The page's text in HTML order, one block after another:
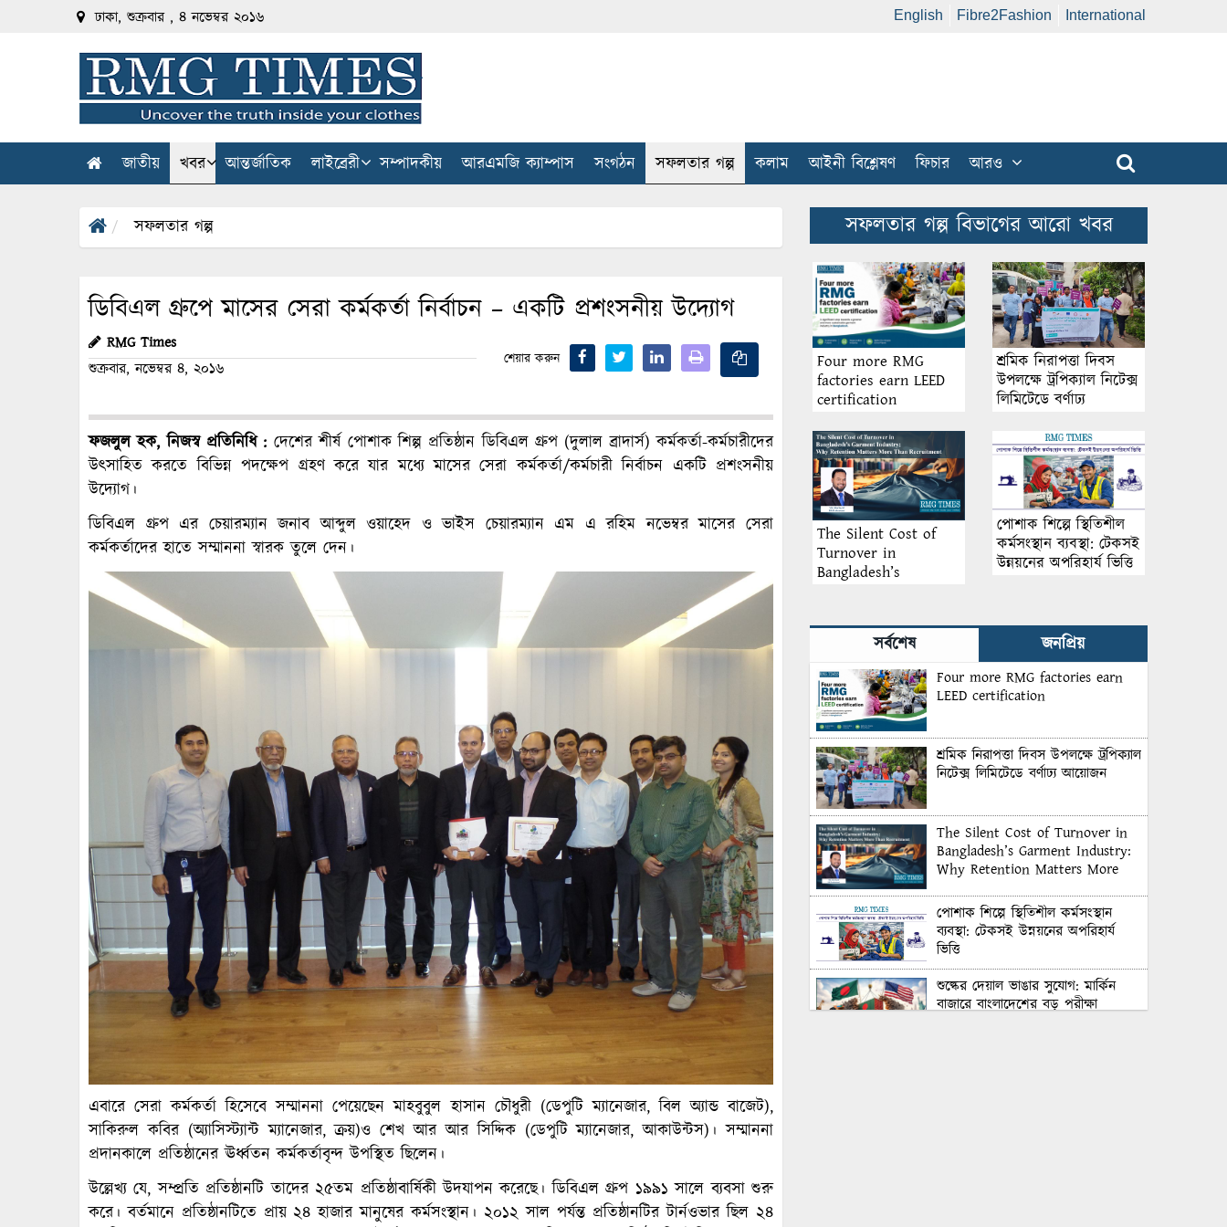
ঢাকা, শুক্রবার , ৪ নভেম্বর ২০১৬ English Fibre2Fashion International
জাতীয় খবর আন্তর্জাতিক লাইব্রেরী সম্পাদকীয় আরএমজি ক্যাম্পাস সংগঠন সফলতার গল্প কলাম আইনী বিশ্লেষণ ফিচার আরও
সফলতার গল্প
ডিবিএল গ্রুপে মাসের সেরা কর্মকর্তা নির্বাচন – একটি প্রশংসনীয় উদ্যোগ
RMG Times
শুক্রবার, নভেম্বর ৪, ২০১৬
শেয়ার করুন
ফজলুল হক, নিজস্ব প্রতিনিধি : দেশের শীর্ষ পোশাক শিল্প প্রতিষ্ঠান ডিবিএল গ্রুপ (দুলাল ব্রাদার্স) কর্মকর্তা-কর্মচারীদের
উৎসাহিত করতে বিভিন্ন পদক্ষেপ গ্রহণ করে যার মধ্যে মাসের সেরা কর্মকর্তা/কর্মচারী নির্বাচন একটি প্রশংসনীয়
উদ্যোগ।
ডিবিএল গ্রুপ এর চেয়ারম্যান জনাব আব্দুল ওয়াহেদ ও ভাইস চেয়ারম্যান এম এ রহিম নভেম্বর মাসের সেরা
কর্মকর্তাদের হাতে সম্মাননা স্বারক তুলে দেন।
এবারে সেরা কর্মকর্তা হিসেবে সম্মাননা পেয়েছেন মাহবুবুল হাসান চৌধুরী (ডেপুটি ম্যানেজার, বিল অ্যান্ড বাজেট),
সাকিরুল কবির (অ্যাসিস্ট্যান্ট ম্যানেজার, ক্রয়)ও শেখ আর আর সিদ্দিক (ডেপুটি ম্যানেজার, আকাউন্টস)। সম্মাননা
প্রদানকালে প্রতিষ্ঠানের ঊর্ধ্বতন কর্মকর্তাবৃন্দ উপস্থিত ছিলেন।
উল্লেখ্য যে, সম্প্রতি প্রতিষ্ঠানটি তাদের ২৫তম প্রতিষ্ঠাবার্ষিকী উদযাপন করেছে। ডিবিএল গ্রুপ ১৯৯১ সালে ব্যবসা শুরু
করে। বর্তমানে প্রতিষ্ঠানটিতে প্রায় ২৪ হাজার মানুষের কর্মসংস্থান। ২০১২ সাল পর্যন্ত প্রতিষ্ঠানটির টার্নওভার ছিল ২৪
সফলতার গল্প বিভাগের আরো খবর
Four more RMG
factories earn LEED
certification
শ্রমিক নিরাপত্তা দিবস
উপলক্ষে ট্রপিক্যাল নিটেক্স
লিমিটেডে বর্ণাঢ্য
The Silent Cost of
Turnover in
Bangladesh’s
Matters More Than
Recruitment
পোশাক শিল্পে স্থিতিশীল
কর্মসংস্থান ব্যবস্থা: টেকসই
উন্নয়নের অপরিহার্য ভিত্তি
সর্বশেষ জনপ্রিয়
Four more RMG factories earn
LEED certification
শ্রমিক নিরাপত্তা দিবস উপলক্ষে ট্রপিক্যাল
নিটেক্স লিমিটেডে বর্ণাঢ্য আয়োজন
The Silent Cost of Turnover in
Bangladesh’s Garment Industry:
Why Retention Matters More
পোশাক শিল্পে স্থিতিশীল কর্মসংস্থান
ব্যবস্থা: টেকসই উন্নয়নের অপরিহার্য
ভিত্তি
শুল্কের দেয়াল ভাঙার সুযোগ: মার্কিন
বাজারে বাংলাদেশের বড় পরীক্ষা